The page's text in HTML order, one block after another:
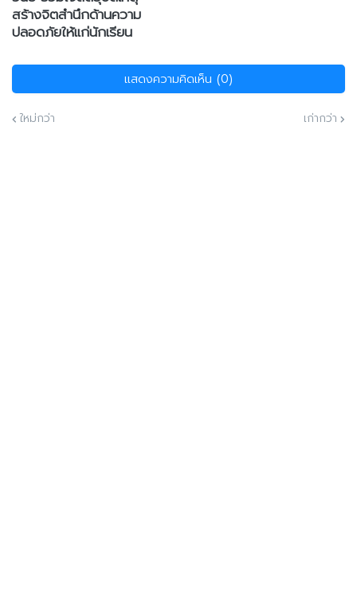
สร้างจิตสำนึกด้านความ
ปลอดภัยให้แก่นักเรียน
แสดงความคิดเห็น (0)
ใหม่กว่า เก่ากว่า